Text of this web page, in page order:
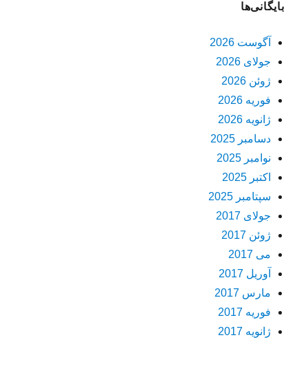
بایگانی‌ها
آگوست 2026
جولای 2026
ژوئن 2026
فوریه 2026
ژانویه 2026
دسامبر 2025
نوامبر 2025
اکتبر 2025
سپتامبر 2025
جولای 2017
ژوئن 2017
می 2017
آوریل 2017
مارس 2017
فوریه 2017
ژانویه 2017